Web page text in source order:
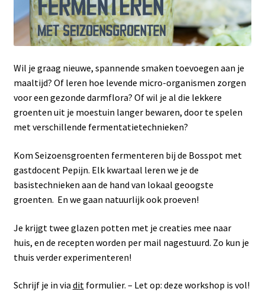
Wil je graag nieuwe, spannende smaken toevoegen aan je
maaltijd? Of leren hoe levende micro-organismen zorgen
voor een gezonde darmflora? Of wil je al die lekkere
groenten uit je moestuin langer bewaren, door te spelen
met verschillende fermentatietechnieken?
Kom Seizoensgroenten fermenteren bij de Bosspot met
gastdocent Pepijn. Elk kwartaal leren we je de
basistechnieken aan de hand van lokaal geoogste
groenten. En we gaan natuurlijk ook proeven!
Je krijgt twee glazen potten met je creaties mee naar
huis, en de recepten worden per mail nagestuurd. Zo kun je
thuis verder experimenteren!
Schrijf je in via ditformulier. – Let op: deze workshop is vol!